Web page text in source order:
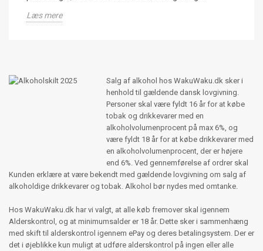
Læs mere
Salg af alkohol hos WakuWaku.dk sker i
henhold til gældende dansk lovgivning.
Personer skal være fyldt 16 år for at købe
tobak og drikkevarer med en
alkoholvolumenprocent på max 6%, og
være fyldt 18 år for at købe drikkevarer med
en alkoholvolumenprocent, der er højere
end 6%. Ved gennemførelse af ordrer skal
Kunden erklære at være bekendt med gældende lovgivning om salg af
alkoholdige drikkevarer og tobak. Alkohol bør nydes med omtanke.
Hos WakuWaku.dk har vi valgt, at alle køb fremover skal igennem
Alderskontrol, og at minimumsalder er 18 år. Dette sker i sammenhæng
med skift til alderskontrol igennem ePay og deres betalingsystem. Der er
det i øjeblikke kun muligt at udføre alderskontrol på ingen eller alle